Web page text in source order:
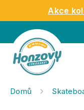
obsah
Akce
Domů